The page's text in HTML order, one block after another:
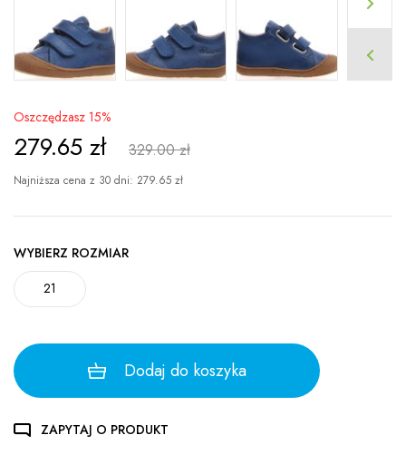
Oszczędzasz 15%
279.65 zł 329.00 zł
Najniższa cena z 30 dni: 279.65 zł
WYBIERZ ROZMIAR
21
Dodaj do koszyka
ZAPYTAJ O PRODUKT